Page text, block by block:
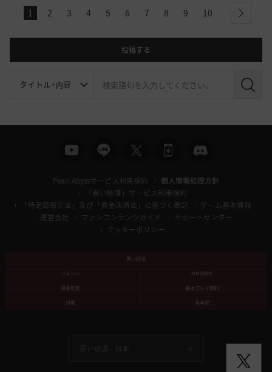
1 2 3 4 5 6 7 8 9 10 next
投稿する
検
Pearl Abyssサービス利用規約
個人情報処理方針
「黒い砂漠」サービス利用規約
「特定商取引法」及び「資金決済法」に基づく表記
ゲーム基本情報
運営会社
ファンコンテンツガイド
サポートセンター
クッキーポリシー
黒い砂漠
ジャンル
MMORPG
課金形態
基本プレイ無料
対象
全年齢
黒い砂漠 - 日本